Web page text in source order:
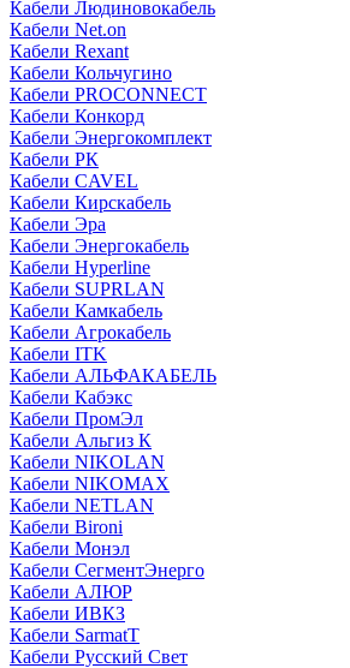
Кабели Людиновокабель
Кабели Net.on
Кабели Rexant
Кабели Кольчугино
Кабели PROCONNECT
Кабели Конкорд
Кабели Энергокомплект
Кабели РК
Кабели CAVEL
Кабели Кирскабель
Кабели Эра
Кабели Энергокабель
Кабели Hyperline
Кабели SUPRLAN
Кабели Камкабель
Кабели Агрокабель
Кабели ITK
Кабели АЛЬФАКАБЕЛЬ
Кабели Кабэкс
Кабели ПромЭл
Кабели Альгиз К
Кабели NIKOLAN
Кабели NIKOMAX
Кабели NETLAN
Кабели Bironi
Кабели Монэл
Кабели СегментЭнерго
Кабели АЛЮР
Кабели ИВКЗ
Кабели SarmatT
Кабели Русский Свет